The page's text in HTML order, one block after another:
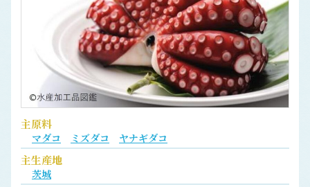
主原料
マダコ ミズダコ ヤナギダコ
主生産地
茨城